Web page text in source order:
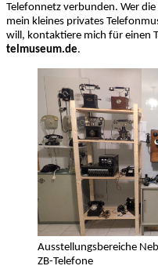
Telefonnetz verbunden. Wer
mein kleines privates
will, kontaktiere mich für einen
telmuseum.de.
Ausstellungsbereiche
ZB-Telefone